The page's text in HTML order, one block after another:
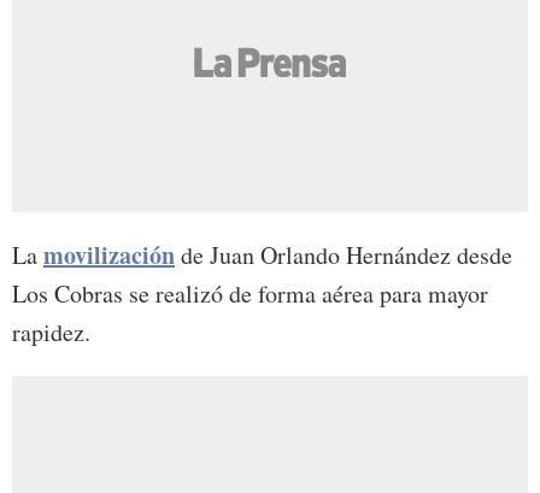
Lamovilizaciónde Juan Orlando Hernández desde
Los Cobras se realizó de forma aérea para mayor
rapidez.